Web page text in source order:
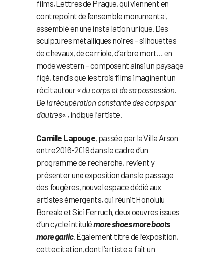
films, Lettres de Prague, qui viennent en
contrepoint de l’ensemble monumental,
assemblé en une installation unique. Des
sculptures métalliques noires – silhouettes
de chevaux, de carriole, d’arbre mort… en
mode western – composent ainsi un paysage
figé, tandis que les trois films imaginent un
récit autour « du corps et de sa possession.
De la récupération constante des corps par
d’autres« , indique l’artiste.
Camille Lapouge, passée par la Villa Arson
entre 2016-2019 dans le cadre d’un
programme de recherche, revient y
présenter une exposition dans le passage
des fougères, nouvel espace dédié aux
artistes émergents, qui réunit Honolulu
Boreale et Sidi Ferruch, deux oeuvres issues
d’un cycle intitulémore shoes more boots
more garlic. Également titre de l’exposition,
cette citation, dont l’artiste a fait un